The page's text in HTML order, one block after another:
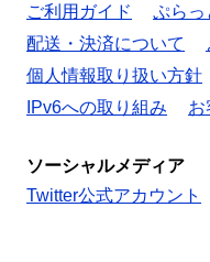
ご利用ガイド
ぷらっ
配送・決済について
個人情報取り扱い方針
IPv6への取り組み
お
ソーシャルメディア
Twitter公式アカウント